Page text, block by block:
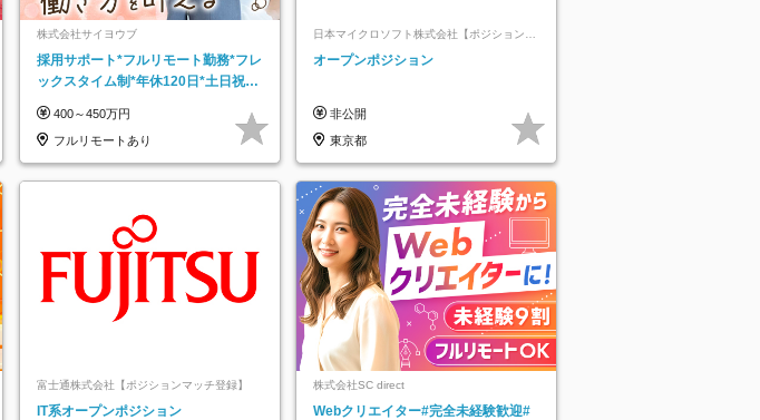
株式会社サイヨウブ
採用サポート*フルリモート勤務*フレ
ックスタイム制*年休120日*土日祝休
400～450万円
フルリモートあり
日本マイクロソフト株式会社【ポジションマ
ッチ登録】
オープンポジション
非公開
東京都
富士通株式会社【ポジションマッチ登録】
IT系オープンポジション
株式会社SC direct
Webクリエイター#完全未経験歓迎#